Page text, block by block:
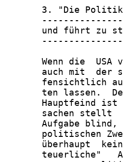
3. "Die
und führt zu
Wenn die  USA
auch mit  der
fensichtlich
ten lassen.
Hauptfeind ist
sachen stellt
Aufgabe blind,
politischen
überhaupt
teuerliche"